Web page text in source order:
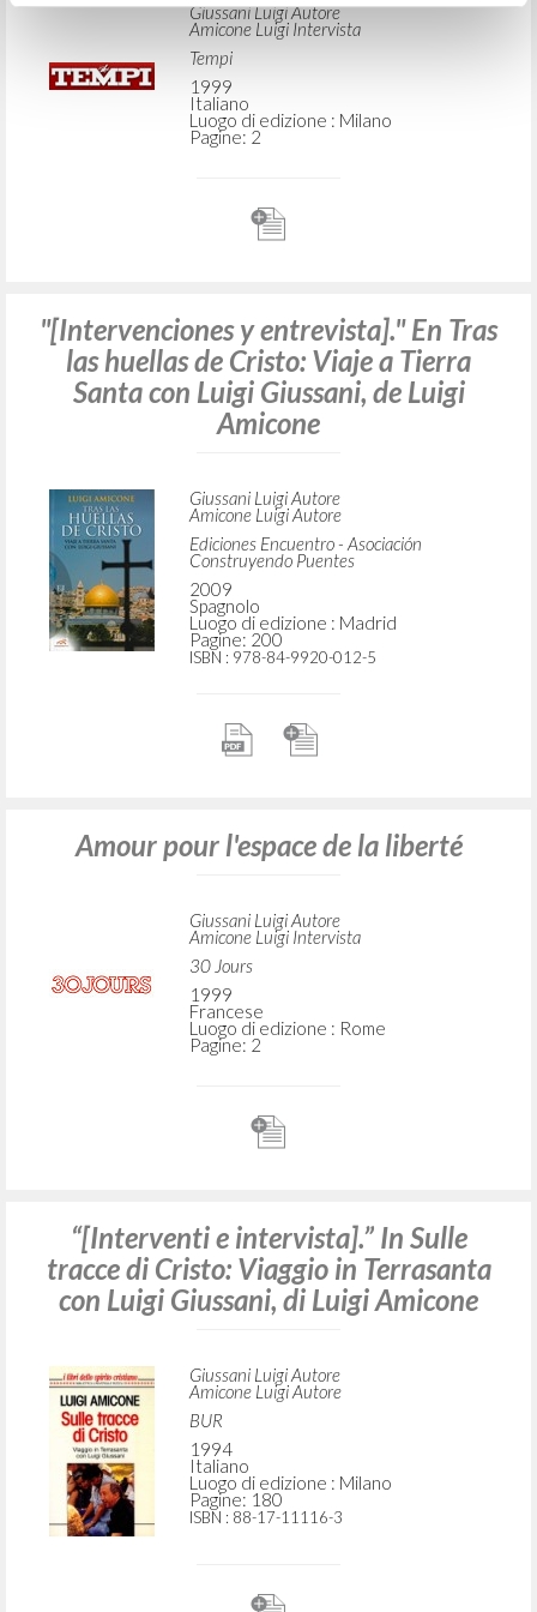
Giussani Luigi Autore
Amicone Luigi Intervista
Tempi
1999
Italiano
Luogo di edizione : Milano
Pagine: 2
"[Intervenciones y entrevista]." En Tras
las huellas de Cristo: Viaje a Tierra
Santa con Luigi Giussani, de Luigi
Amicone
Giussani Luigi Autore
Amicone Luigi Autore
Ediciones Encuentro - Asociación
Construyendo Puentes
2009
Spagnolo
Luogo di edizione : Madrid
Pagine: 200
ISBN : 978-84-9920-012-5
Amour pour l'espace de la liberté
Giussani Luigi Autore
Amicone Luigi Intervista
30 Jours
1999
Francese
Luogo di edizione : Rome
Pagine: 2
“[Interventi e intervista].” In Sulle
tracce di Cristo: Viaggio in Terrasanta
con Luigi Giussani, di Luigi Amicone
Giussani Luigi Autore
Amicone Luigi Autore
BUR
1994
Italiano
Luogo di edizione : Milano
Pagine: 180
ISBN : 88-17-11116-3